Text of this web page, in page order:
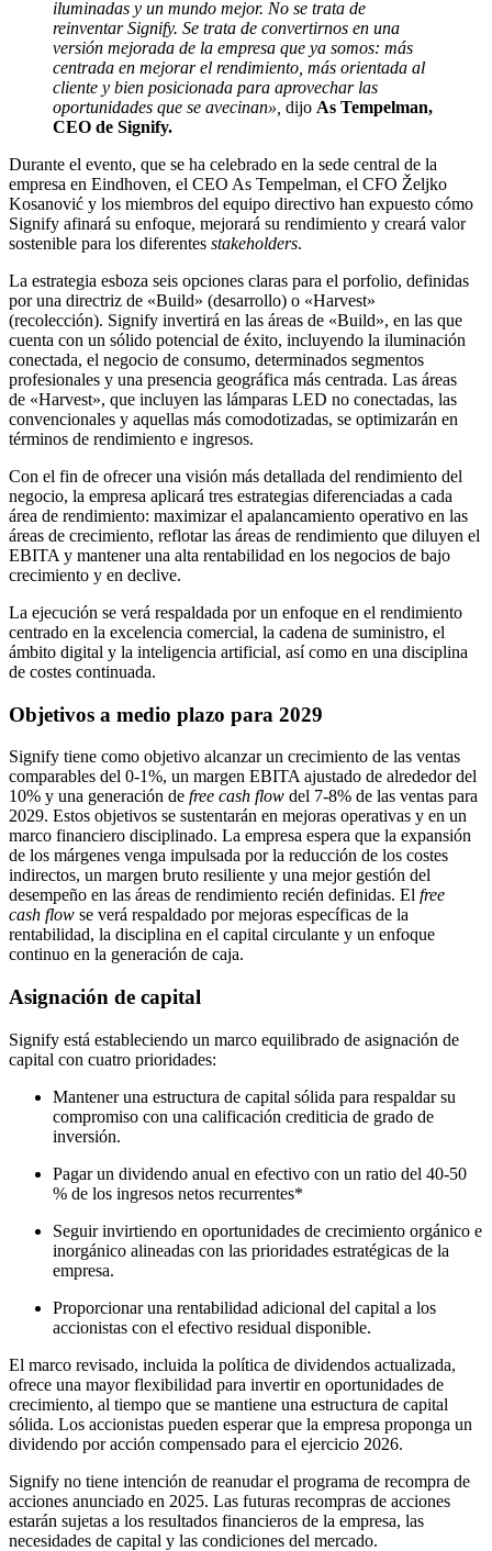
iluminadas y un mundo mejor. No se trata de
reinventar Signify. Se trata de convertirnos en una
versión mejorada de la empresa que ya somos: más
centrada en mejorar el rendimiento, más orientada al
cliente y bien posicionada para aprovechar las
oportunidades que se avecinan», dijo As Tempelman,
CEO de Signify.
Durante el evento, que se ha celebrado en la sede central de la
empresa en Eindhoven, el CEO As Tempelman, el CFO Željko
Kosanović y los miembros del equipo directivo han expuesto cómo
Signify afinará su enfoque, mejorará su rendimiento y creará valor
sostenible para los diferentes stakeholders.
La estrategia esboza seis opciones claras para el porfolio, definidas
por una directriz de «Build» (desarrollo) o «Harvest»
(recolección). Signify invertirá en las áreas de «Build», en las que
cuenta con un sólido potencial de éxito, incluyendo la iluminación
conectada, el negocio de consumo, determinados segmentos
profesionales y una presencia geográfica más centrada. Las áreas
de «Harvest», que incluyen las lámparas LED no conectadas, las
convencionales y aquellas más comodotizadas, se optimizarán en
términos de rendimiento e ingresos.
Con el fin de ofrecer una visión más detallada del rendimiento del
negocio, la empresa aplicará tres estrategias diferenciadas a cada
área de rendimiento: maximizar el apalancamiento operativo en las
áreas de crecimiento, reflotar las áreas de rendimiento que diluyen el
EBITA y mantener una alta rentabilidad en los negocios de bajo
crecimiento y en declive.
La ejecución se verá respaldada por un enfoque en el rendimiento
centrado en la excelencia comercial, la cadena de suministro, el
ámbito digital y la inteligencia artificial, así como en una disciplina
de costes continuada.
Objetivos a medio plazo para 2029
Signify tiene como objetivo alcanzar un crecimiento de las ventas
comparables del 0-1%, un margen EBITA ajustado de alrededor del
10% y una generación de free cash flow del 7-8% de las ventas para
2029. Estos objetivos se sustentarán en mejoras operativas y en un
marco financiero disciplinado. La empresa espera que la expansión
de los márgenes venga impulsada por la reducción de los costes
indirectos, un margen bruto resiliente y una mejor gestión del
desempeño en las áreas de rendimiento recién definidas. El free
cash flow se verá respaldado por mejoras específicas de la
rentabilidad, la disciplina en el capital circulante y un enfoque
continuo en la generación de caja.
Asignación de capital
Signify está estableciendo un marco equilibrado de asignación de
capital con cuatro prioridades:
Mantener una estructura de capital sólida para respaldar su
compromiso con una calificación crediticia de grado de
inversión.
Pagar un dividendo anual en efectivo con un ratio del 40-50
% de los ingresos netos recurrentes*
Seguir invirtiendo en oportunidades de crecimiento orgánico e
inorgánico alineadas con las prioridades estratégicas de la
empresa.
Proporcionar una rentabilidad adicional del capital a los
accionistas con el efectivo residual disponible.
El marco revisado, incluida la política de dividendos actualizada,
ofrece una mayor flexibilidad para invertir en oportunidades de
crecimiento, al tiempo que se mantiene una estructura de capital
sólida. Los accionistas pueden esperar que la empresa proponga un
dividendo por acción compensado para el ejercicio 2026.
Signify no tiene intención de reanudar el programa de recompra de
acciones anunciado en 2025. Las futuras recompras de acciones
estarán sujetas a los resultados financieros de la empresa, las
necesidades de capital y las condiciones del mercado.